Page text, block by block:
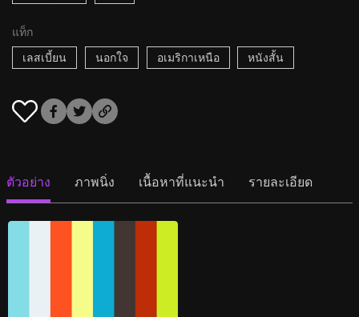
แท็ก
เลสเบี้ยน
นอกใจ อเมริกาเหนือ หนังสั้น
ตัวอย่าง ภาพนิ่ง เนื้อหาที่แนะนำ รายละเอียด